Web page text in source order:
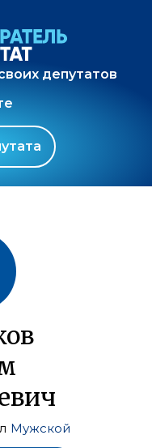
депутатов
Мужской